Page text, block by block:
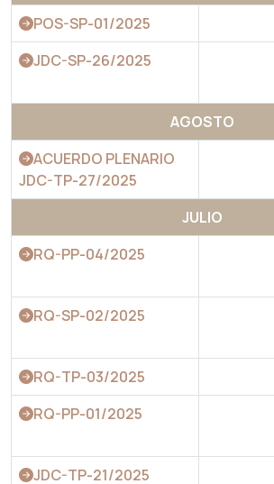
POS-SP-01/2025
JDC-SP-26/2025
AGOSTO
ACUERDO PLENARIO
JDC-TP-27/2025
JULIO
RQ-PP-04/2025
RQ-SP-02/2025
RQ-TP-03/2025
RQ-PP-01/2025
JDC-TP-21/2025